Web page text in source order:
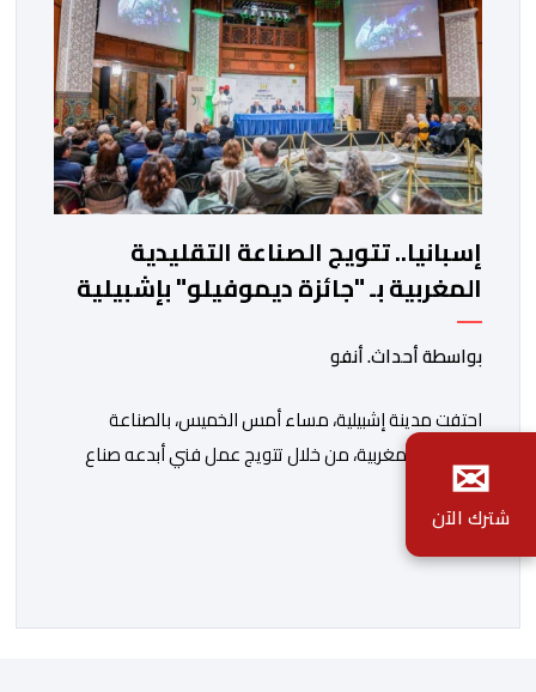
إسبانيا.. تتويج الصناعة التقليدية
المغربية بـ "جائزة ديموفيلو" بإشبيلية
بواسطة أحداث. أنفو
احتفت مدينة إشبيلية، مساء أمس الخميس، بالصناعة
التقليدية المغربية، من خلال تتويج عمل فني أبدعه صناع
تقليديون بمدينة الصويرة، بجائزة “ديموفيلو”، تقديرا
للأعمال المتميزة التي تعكس الإبداع والبعد الثقافي
والحضاري للصناعة التقليدية. وتسلم هذه الجائزة الدولية
الاجتماعي والتضامني، لحسن السعدي، خلال حفل أقيم
✉
شترك الآن